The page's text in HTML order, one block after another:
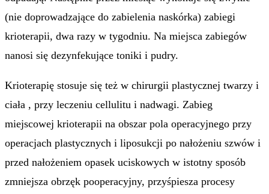
(nie doprowadzające do zabielenia naskórka) zabiegi
krioterapii, dwa razy w tygodniu. Na miejsca zabiegów
nanosi się dezynfekujące toniki i pudry.
Krioterapię stosuje się też w chirurgii plastycznej twarzy i
ciała , przy leczeniu cellulitu i nadwagi. Zabieg
miejscowej krioterapii na obszar pola operacyjnego przy
operacjach plastycznych i liposukcji po nałożeniu szwów i
przed nałożeniem opasek uciskowych w istotny sposób
zmniejsza obrzęk pooperacyjny, przyśpiesza procesy